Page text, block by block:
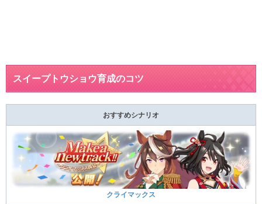
スイープトウショウ育成のコツ
おすすめシナリオ
クライマックス